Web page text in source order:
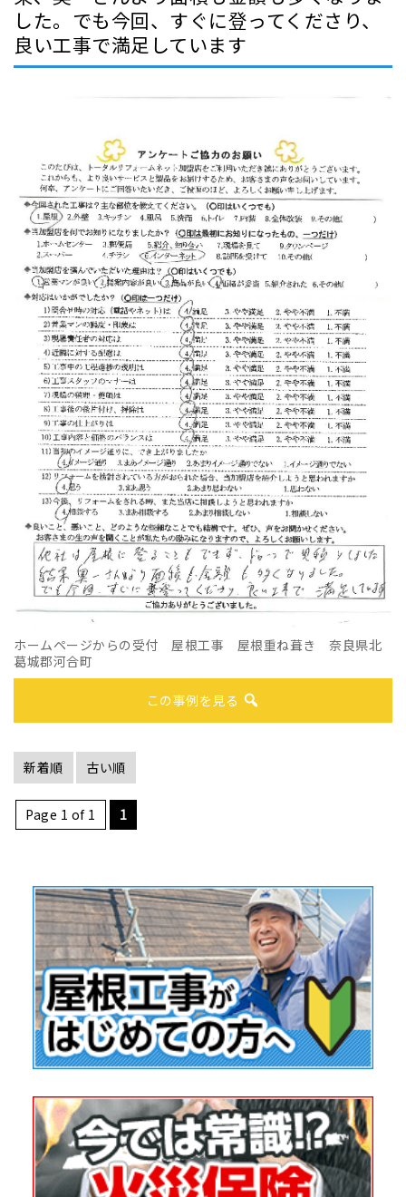
した。でも今回、すぐに登ってくださり、
良い工事で満足しています
ホームページからの受付 屋根工事 屋根重ね葺き 奈良県北
葛城郡河合町
この事例を見る
新着順 古い順
Page 1 of 1 1